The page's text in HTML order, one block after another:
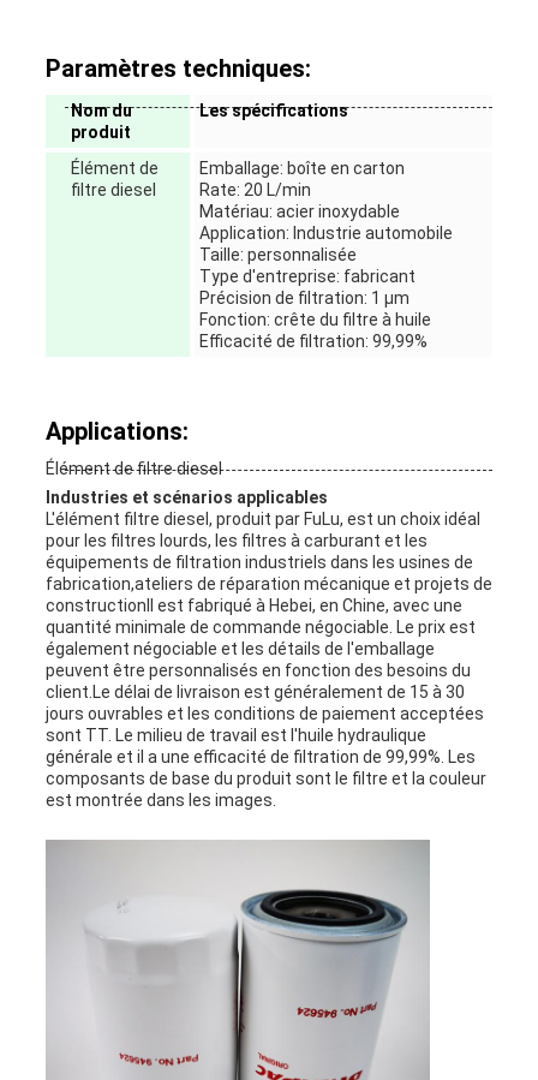
Paramètres techniques:
Nom du
produit
Les spécifications
Élément de
filtre diesel
Emballage: boîte en carton
Rate: 20 L/min
Matériau: acier inoxydable
Application: Industrie automobile
Taille: personnalisée
Type d'entreprise: fabricant
Précision de filtration: 1 μm
Fonction: crête du filtre à huile
Efficacité de filtration: 99,99%
Applications:
Élément de filtre diesel
Industries et scénarios applicables
L'élément filtre diesel, produit par FuLu, est un choix idéal
pour les filtres lourds, les filtres à carburant et les
équipements de filtration industriels dans les usines de
fabrication,ateliers de réparation mécanique et projets de
constructionIl est fabriqué à Hebei, en Chine, avec une
quantité minimale de commande négociable. Le prix est
également négociable et les détails de l'emballage
peuvent être personnalisés en fonction des besoins du
client.Le délai de livraison est généralement de 15 à 30
jours ouvrables et les conditions de paiement acceptées
sont TT. Le milieu de travail est l'huile hydraulique
générale et il a une efficacité de filtration de 99,99%. Les
composants de base du produit sont le filtre et la couleur
est montrée dans les images.